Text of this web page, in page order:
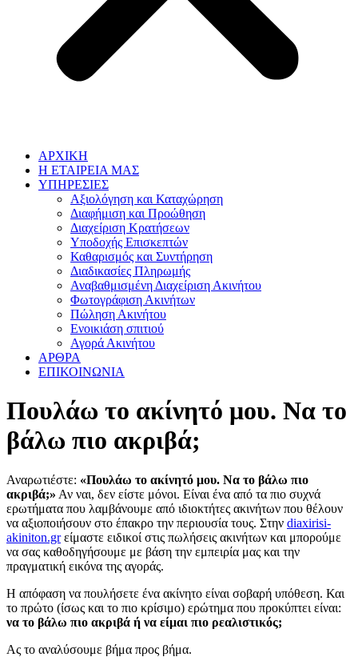
ΑΡΧΙΚΗ
Η ΕΤΑΙΡΕΙΑ ΜΑΣ
ΥΠΗΡΕΣΙΕΣ
Αξιολόγηση και Καταχώρηση
Διαφήμιση και Προώθηση
Διαχείριση Κρατήσεων
Υποδοχής Επισκεπτών
Καθαρισμός και Συντήρηση
Διαδικασίες Πληρωμής
Αναβαθμισμένη Διαχείριση Ακινήτου
Φωτογράφιση Ακινήτων
Πώληση Ακινήτου
Ενοικιάση σπιτιού
Αγορά Ακινήτου
ΑΡΘΡΑ
ΕΠΙΚΟΙΝΩΝΙΑ
Πουλάω το ακίνητό μου. Να το
βάλω πιο ακριβά;
Αναρωτιέστε: «Πουλάω το ακίνητό μου. Να το βάλω πιο
ακριβά;» Αν ναι, δεν είστε μόνοι. Είναι ένα από τα πιο συχνά
ερωτήματα που λαμβάνουμε από ιδιοκτήτες ακινήτων που θέλουν
να αξιοποιήσουν στο έπακρο την περιουσία τους. Στην diaxirisi-
akiniton.grείμαστε ειδικοί στις πωλήσεις ακινήτων και μπορούμε
να σας καθοδηγήσουμε με βάση την εμπειρία μας και την
πραγματική εικόνα της αγοράς.
Η απόφαση να πουλήσετε ένα ακίνητο είναι σοβαρή υπόθεση. Και
το πρώτο (ίσως και το πιο κρίσιμο) ερώτημα που προκύπτει είναι:
να το βάλω πιο ακριβά ή να είμαι πιο ρεαλιστικός;
Ας το αναλύσουμε βήμα προς βήμα.